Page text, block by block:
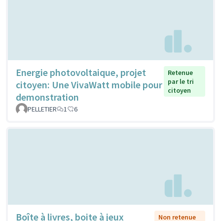
Energie photovoltaique, projet
citoyen: Une VivaWatt mobile pour
demonstration
Retenue
par le tri
citoyen
PELLETIER 1 6
Boîte à livres, boite à jeux Non retenue